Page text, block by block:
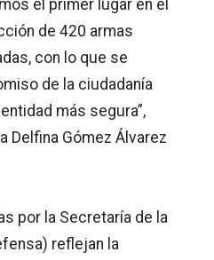
el primer lugar en el
de 420 armas
con lo que se
de la ciudadanía
más segura”,
Delfina Gómez Álvarez
por la Secretaría de la
reflejan la